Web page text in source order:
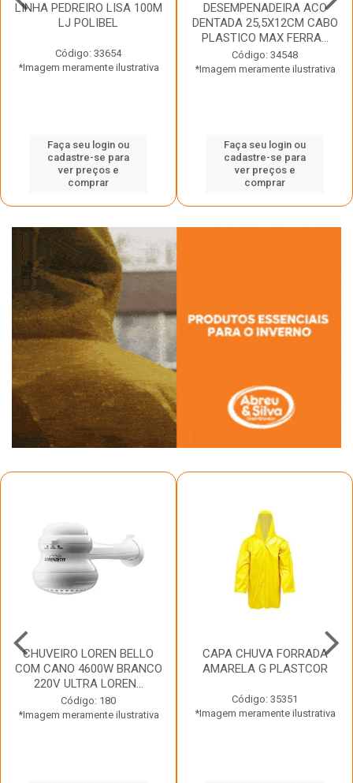
LINHA PEDREIRO LISA 100M
LJ POLIBEL
Código: 33654
*Imagem meramente ilustrativa
Faça seu login ou
cadastre-se para
ver preços e
comprar
DESEMPENADEIRA ACO
DENTADA 25,5X12CM CABO
PLASTICO MAX FERRA...
Código: 34548
*Imagem meramente ilustrativa
Faça seu login ou
cadastre-se para
ver preços e
comprar
CHUVEIRO LOREN BELLO
COM CANO 4600W BRANCO
220V ULTRA LOREN...
Código: 180
*Imagem meramente ilustrativa
CAPA CHUVA FORRADA
AMARELA G PLASTCOR
Código: 35351
*Imagem meramente ilustrativa